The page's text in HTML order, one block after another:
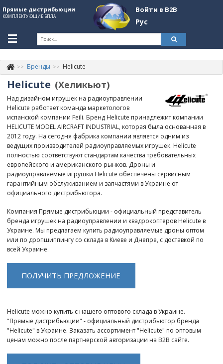
Прямые дистрибьюции
КОМПЛЕКТУЮЩИЕ БПЛА
Войти в B2B
Рус
+380507774092 Контакты
Информация о компании
About Company
Обзоры
Категории
Бренды
Войти в B2B
Стать партнером
Бренды Helicute
Helicute (Хеликьют)
Над дизайном игрушек на радиоуправлении
Helicute работает команда маркетологов
испанской компании Feili. Бренд Helicute принадлежит компании
HELICUTE MODEL AIRCRAFT INDUSTRIAL, которая была основанная в
2012 году. На сегодня фабрика компании является одним из
ведущих производителей радиоуправляемых игрушек. Helicute
полностью соответствуют стандартам качества требовательных
европейского и американского рынков. Дроны и
радиоуправляемые игрушки Helicute обеспечены сервисным
гарантийным обслуживанием и запчастями в Украине от
официального дистрибьютора.
Компания Прямые дистрибьюции - официальный представитель
бренда игрушек на радиоуправлении и квадрокоптеров Helicute в
Украине. Мы предлагаем купить радиоуправляемые дроны оптом
или по дропшиппингу со склада в Киеве и Днепре, с доставкой по
всей Украине.
ПОЛУЧИТЬ ПРЕДЛОЖЕНИЕ
Helicute можно купить с нашего оптового склада в Украине.
"Прямые дистрибьюции" - официальный дистрибьютор бренда
"Helicute" в Украине. Заказать ассортимент "Helicute" по оптовым
ценам можно после партнерской авторизации на B2B сайте.